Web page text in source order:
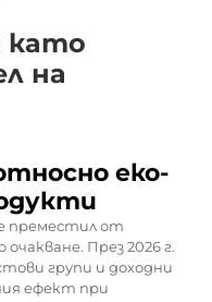
като
на
еко-
преместил от
През 2026 г.
групи и доходни
ефект при